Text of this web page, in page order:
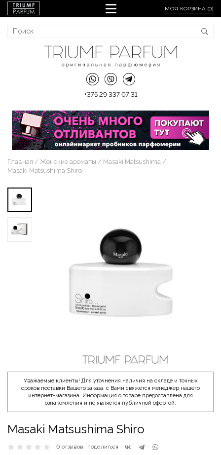
МОЯ КОРЗИНА (0)
+375 29 337 07 31
Главная Женские ароматы
Masaki Matsushima
Masaki Matsushima Shiro
Уважаемые клиенты! Для уточнения наличия на складе и точных
сроков поставки Вашего заказа, с Вами свяжется менеджер нашего
интернет-магазина. Информация о товаре предоставлена для
ознакомления и не является публичной офертой.
Masaki Matsushima Shiro
0 отзывов поделиться